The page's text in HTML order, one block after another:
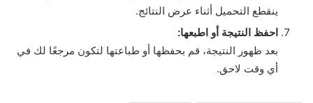
ينقطع التحميل أثناء عرض النتائج.
احفظ النتيجة أو اطبعها:
بعد ظهور النتيجة، قم بحفظها أو طباعتها لتكون مرجعًا لك في
أي وقت لاحق.